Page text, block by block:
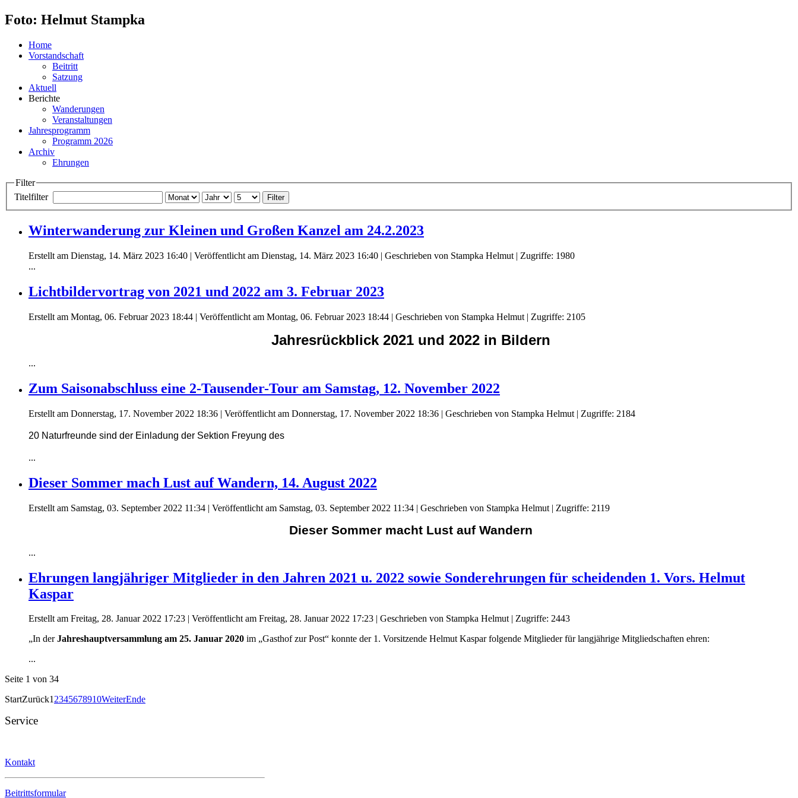
Foto: Helmut Stampka
Home
Vorstandschaft
Beitritt
Satzung
Aktuell
Berichte
Wanderungen
Veranstaltungen
Jahresprogramm
Programm 2026
Archiv
Ehrungen
Filter
Titelfilter
Filter
Winterwanderung zur Kleinen und Großen Kanzel am 24.2.2023
Erstellt am Dienstag, 14. März 2023 16:40 | Veröffentlicht am Dienstag, 14. März 2023 16:40 | Geschrieben von Stampka Helmut | Zugriffe: 1980
...
Lichtbildervortrag von 2021 und 2022 am 3. Februar 2023
Erstellt am Montag, 06. Februar 2023 18:44 | Veröffentlicht am Montag, 06. Februar 2023 18:44 | Geschrieben von Stampka Helmut | Zugriffe: 2105
Jahresrückblick 2021 und 2022 in Bildern
...
Zum Saisonabschluss eine 2-Tausender-Tour am Samstag, 12. November 2022
Erstellt am Donnerstag, 17. November 2022 18:36 | Veröffentlicht am Donnerstag, 17. November 2022 18:36 | Geschrieben von Stampka Helmut | Zugriffe: 2184
20 Naturfreunde sind der Einladung der Sektion Freyung des
...
Dieser Sommer mach Lust auf Wandern, 14. August 2022
Erstellt am Samstag, 03. September 2022 11:34 | Veröffentlicht am Samstag, 03. September 2022 11:34 | Geschrieben von Stampka Helmut | Zugriffe: 2119
Dieser Sommer macht Lust auf Wandern
...
Ehrungen langjähriger Mitglieder in den Jahren 2021 u. 2022 sowie Sonderehrungen für scheidenden 1. Vors. Helmut
Kaspar
Erstellt am Freitag, 28. Januar 2022 17:23 Veröffentlicht am Freitag, 28. Januar 2022 17:23 Geschrieben von Stampka Helmut| Zugriffe: 2443
„In derJahreshauptversammlung am 25. Januar 2020 im „Gasthof zur Post“ konnte der 1. Vorsitzende Helmut Kaspar folgende Mitglieder für langjährige Mitgliedschaften ehren:
...
Seite 1 von 34
StartZurück12345678910WeiterEnde
Service
Kontakt
Beitrittsformular